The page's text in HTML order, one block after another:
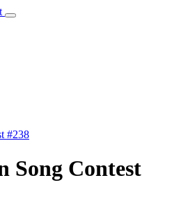
#238
Song Contest